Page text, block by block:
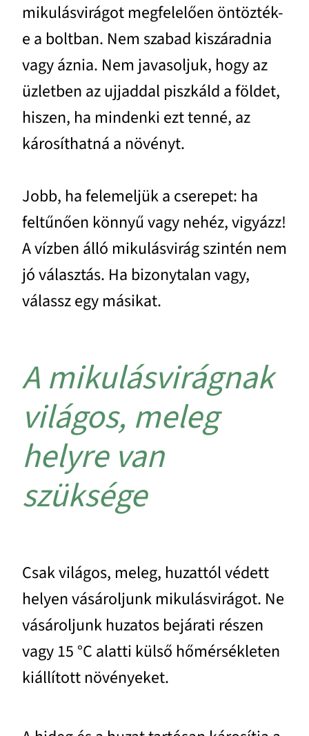
mikulásvirágot megfelelően öntözték-
e a boltban. Nem szabad kiszáradnia
vagy áznia. Nem javasoljuk, hogy az
üzletben az ujjaddal piszkáld a földet,
hiszen, ha mindenki ezt tenné, az
károsíthatná a növényt.
Jobb, ha felemeljük a cserepet: ha
feltűnően könnyű vagy nehéz, vigyázz!
A vízben álló mikulásvirág szintén nem
jó választás. Ha bizonytalan vagy,
válassz egy másikat.
A mikulásvirágnak
világos, meleg
helyre van
szüksége
Csak világos, meleg, huzattól védett
helyen vásároljunk mikulásvirágot. Ne
vásároljunk huzatos bejárati részen
vagy 15 °C alatti külső hőmérsékleten
kiállított növényeket.